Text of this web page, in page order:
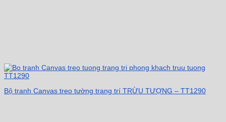
Bộ tranh Canvas treo tường trang trí TRỪU TƯỢNG – TT1290